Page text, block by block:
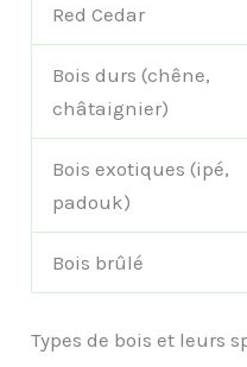
Red Cedar
Bois durs (chêne,
châtaignier)
Bois exotiques (ipé,
padouk)
Bois brûlé
Types de bois et leurs